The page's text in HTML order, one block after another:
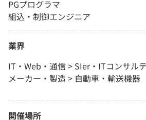
PGプログラマ
組込・制御エンジニア
業界
IT・Web・通信 > SIer・ITコンサル
メーカー・製造 > 自動車・輸送機器
開催場所